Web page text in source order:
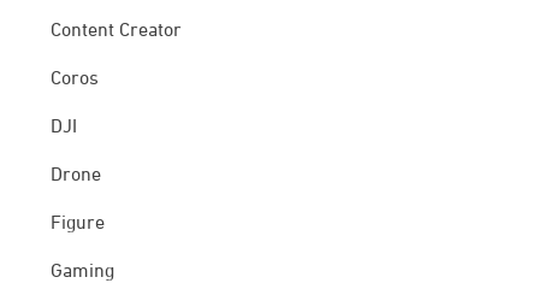
Content Creator
Coros
DJI
Drone
Figure
Gaming